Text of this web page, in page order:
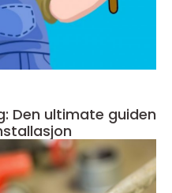
Den ultimate guiden